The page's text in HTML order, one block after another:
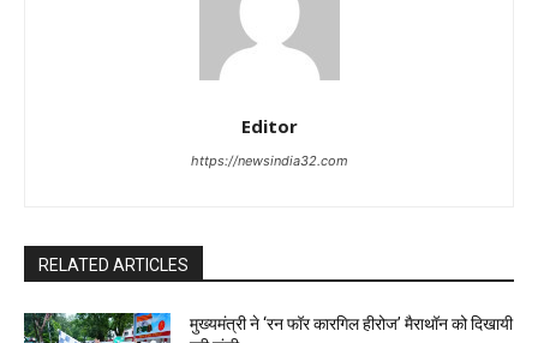
Editor
https://newsindia32.com
RELATED ARTICLES
मुख्यमंत्री ने ‘रन फॉर कारगिल हीरोज’ मैराथॉन को दिखायी